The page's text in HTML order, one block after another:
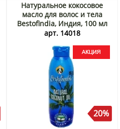
Натуральное кокосовое
масло для волос и тела
Bestofindia, Индия, 100 мл
Акция
арт. 14018
20%